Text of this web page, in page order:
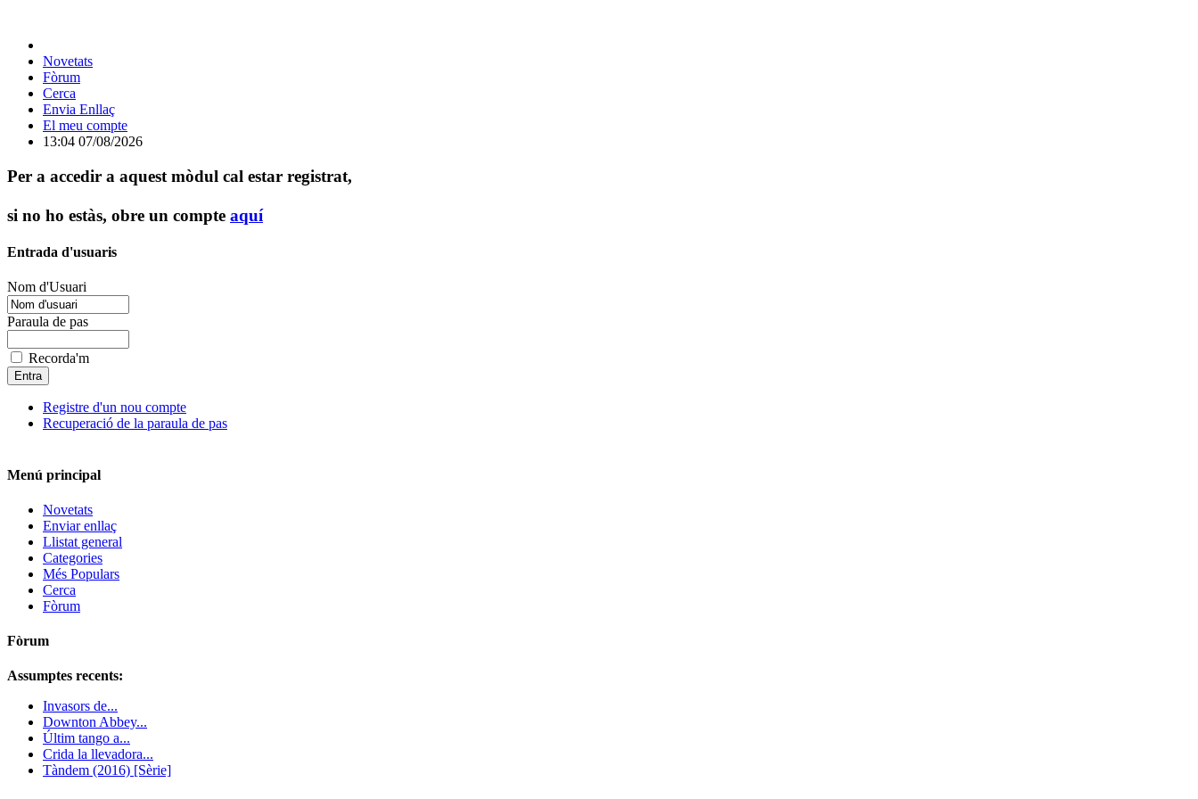
Novetats
Fòrum
Cerca
Envia Enllaç
El meu compte
13:04 07/08/2026
Per a accedir a aquest mòdul cal estar registrat,
si no ho estàs, obre un compte aquí
Entrada d'usuaris
Nom d'Usuari
Paraula de pas
Recorda'm
Registre d'un nou compte
Recuperació de la paraula de pas
Menú principal
Novetats
Enviar enllaç
Llistat general
Categories
Més Populars
Cerca
Fòrum
Fòrum
Assumptes recents:
Invasors de...
Downton Abbey...
Últim tango a...
Crida la llevadora...
Tàndem (2016) [Sèrie]